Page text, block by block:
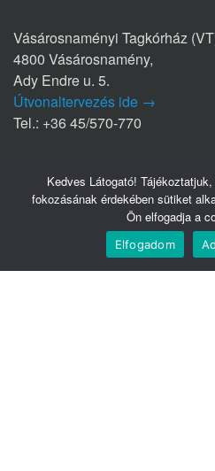
Vásárosnaményi Tagkórház
4800 Vásárosnamény,
Ady Endre u. 5.
Útvonaltervezés ide →
Tel.: +36 45/570-770
4300 Nyírbátor
Édesanyák útja 1/a.
Útvonaltervezés ide →
Tel.: +36 42/281-711
Kedves Látogató!
fokozásának érdekében sütiket
Ön elfogadja a
Elfogadom